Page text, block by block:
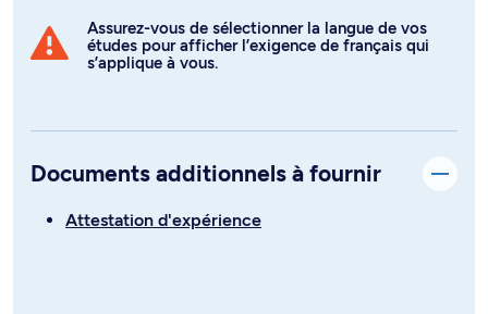
Assurez-vous de sélectionner la langue de vos
études pour afficher l’exigence de français qui
s’applique à vous.
Documents additionnels à fournir
Attestation d'expérience